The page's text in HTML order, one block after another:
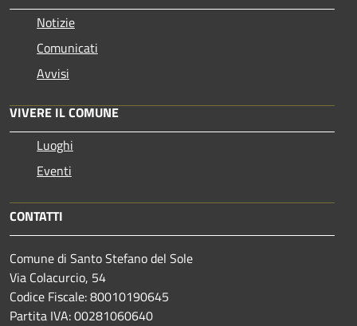
Notizie
Comunicati
Avvisi
VIVERE IL COMUNE
Luoghi
Eventi
CONTATTI
Comune di Santo Stefano del Sole
Via Colacurcio, 54
Codice Fiscale: 80010190645
Partita IVA: 00281060640